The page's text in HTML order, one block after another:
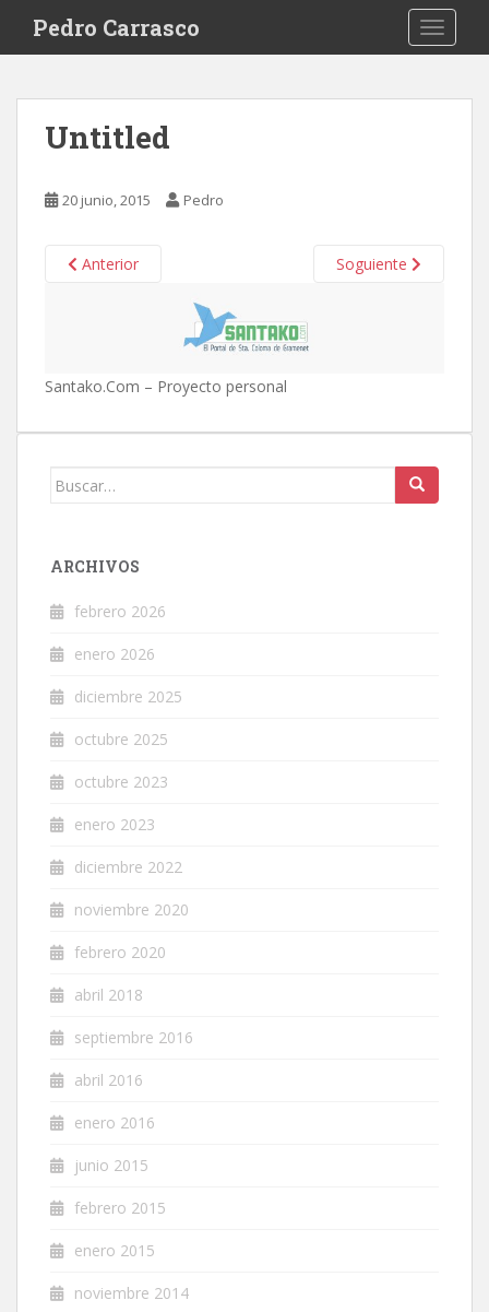
i
Pedro Carrasco
Untitled
20 junio, 2015 Pedro
Anterior Soguiente
Santako.Com – Proyecto personal
Buscar:
ARCHIVOS
febrero 2026
enero 2026
diciembre 2025
octubre 2025
octubre 2023
enero 2023
diciembre 2022
noviembre 2020
febrero 2020
abril 2018
septiembre 2016
abril 2016
enero 2016
junio 2015
febrero 2015
enero 2015
noviembre 2014